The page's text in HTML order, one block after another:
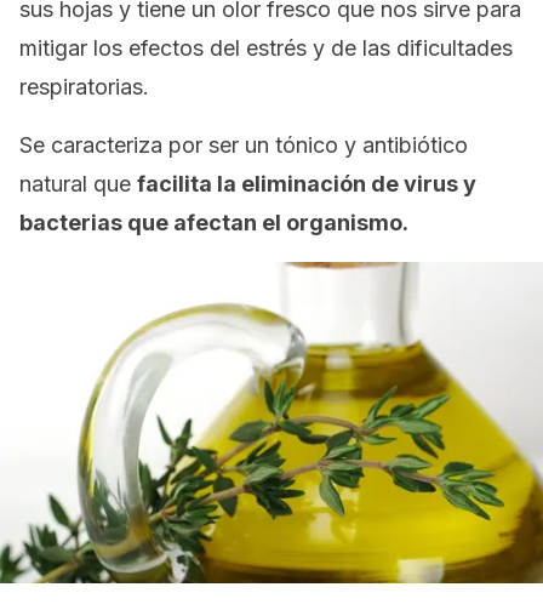
sus hojas y tiene un olor fresco que nos sirve para
mitigar los efectos del estrés y de las dificultades
respiratorias.
Se caracteriza por ser un tónico y antibiótico
natural que facilita la eliminación de virus y
bacterias que afectan el organismo.